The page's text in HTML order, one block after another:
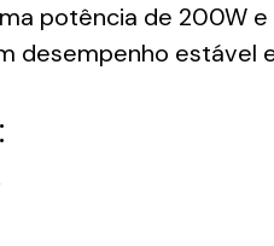
potência de 200W
desempenho